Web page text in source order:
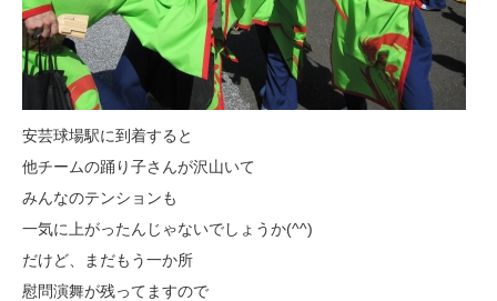
安芸球場駅に到着すると
他チームの踊り子さんが沢山いて
みんなのテンションも
一気に上がったんじゃないでしょうか(^^)
だけど、まだもう一か所
慰問演舞が残ってますので